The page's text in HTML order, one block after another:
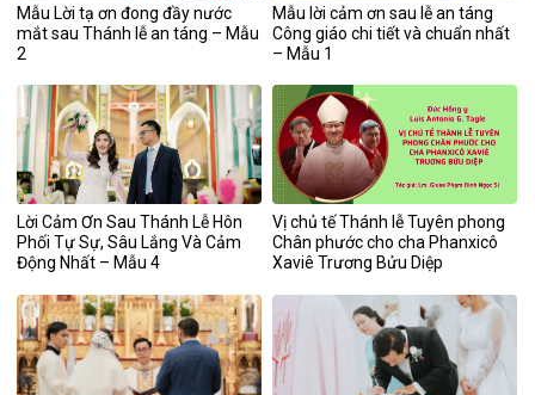
Mẫu Lời tạ ơn đong đầy nước
mắt sau Thánh lễ an táng – Mẫu
2
Mẫu lời cảm ơn sau lễ an táng
Công giáo chi tiết và chuẩn nhất
– Mẫu 1
Lời Cảm Ơn Sau Thánh Lễ Hôn
Phối Tự Sự, Sâu Lắng Và Cảm
Động Nhất – Mẫu 4
Vị chủ tế Thánh lễ Tuyên phong
Chân phước cho cha Phanxicô
Xaviê Trương Bửu Diệp